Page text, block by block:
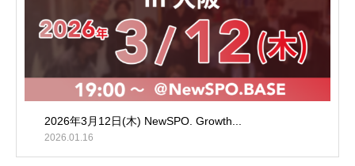
2026年3月12日(木) NewSPO. Growth...
2026.01.16